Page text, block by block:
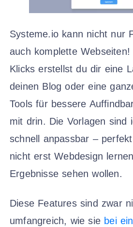
Systeme.io kann nicht nur
auch komplette
Klicks erstellst du dir eine
deinen Blog oder eine
Tools für bessere
mit drin. Die Vorlagen sind
schnell anpassbar –
nicht erst Webdesign
Ergebnisse sehen wollen.
Diese Features sind zwar
umfangreich, wie sie bei